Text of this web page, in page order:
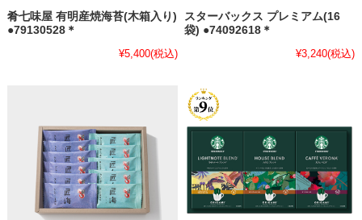
肴七味屋 有明産焼海苔(木箱入り)
●79130528＊
¥5,400(税込)
スターバックス プレミアム(16
袋) ●74092618＊
¥3,240(税込)